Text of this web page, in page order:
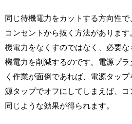
同じ待機電力をカットする方向性
コンセントから抜く方法がありま
機電力をなくすのではなく、必要
機電力を削減するのです。電源プ
く作業が面倒であれば、電源タッ
源タップでオフにしてしまえば、
同じような効果が得られます。